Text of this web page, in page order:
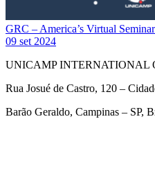
GRC – America’s Virtual
09 set 2024
UNICAMP INTERNATIONAL
Rua Josué de Castro, 120 –
Barão Geraldo, Campinas – SP,